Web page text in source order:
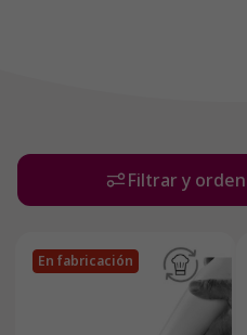
Filtrar y
En fabricación